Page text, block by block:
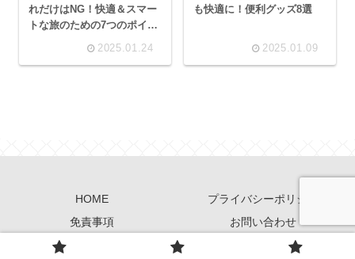
れだけはNG！快適＆スマー
トな旅のための7つのポイン
2025.01.24
も快適に！便利グッズ8選
2025.01.09
HOME
プライバシーポリシー
免責事項
お問い合わせ
© 2026 Blog Guide All Rights Reserved.